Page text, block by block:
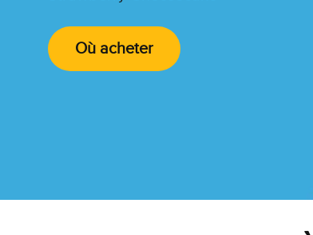
Où acheter